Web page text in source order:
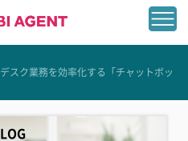
スク業務を効率化する「チャットボッ